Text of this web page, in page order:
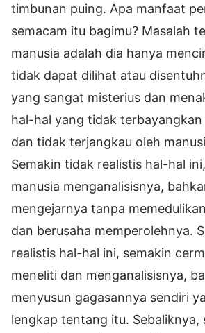
timbunan puing. Apa manfaat
semacam itu bagimu? Masalah
manusia adalah dia hanya
tidak dapat dilihat atau
yang sangat misterius dan
hal-hal yang tidak terbayangkan
dan tidak terjangkau oleh
Semakin tidak realistis hal-hal
manusia menganalisisnya,
mengejarnya tanpa
dan berusaha memperolehnya.
realistis hal-hal ini, semakin
meneliti dan menganalisisnya,
menyusun gagasannya sendiri
lengkap tentang itu. Sebaliknya,